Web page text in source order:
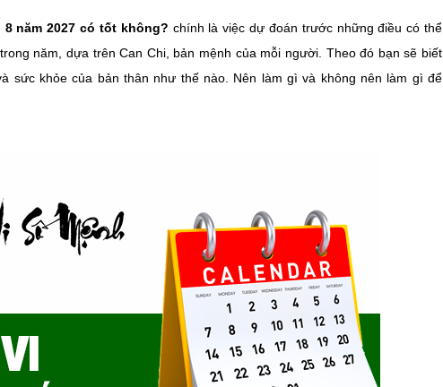
8 năm 2027 có tốt không? chính là việc dự đoán trước những điều có thể
năm, dựa trên Can Chi, bản mệnh của mỗi người. Theo đó bạn sẽ biết
sức khỏe của bản thân như thế nào. Nên làm gì và không nên làm gì để